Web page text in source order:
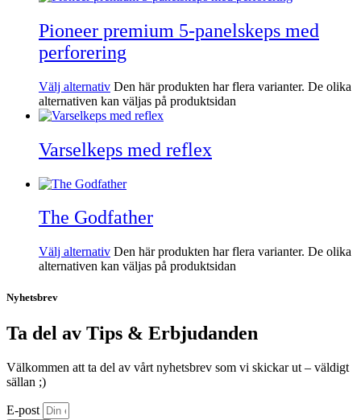
Pioneer premium 5-panelskeps med
perforering
Välj alternativ Den här produkten har flera varianter. De olika
alternativen kan väljas på produktsidan
Varselkeps med reflex
The Godfather
Välj alternativ Den här produkten har flera varianter. De olika
alternativen kan väljas på produktsidan
Nyhetsbrev
Ta del av Tips & Erbjudanden
Välkommen att ta del av vårt nyhetsbrev som vi skickar ut – väldigt
sällan ;)
E-post